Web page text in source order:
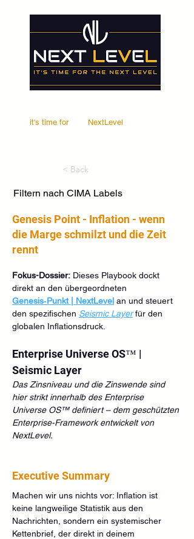
it's time for NextLevel
< Back
Filtern nach CIMA Labels
Genesis Point - Inflation - wenn
die Marge schmilzt und die Zeit
rennt
Fokus-Dossier: Dieses Playbook dockt
direkt an den übergeordneten
Genesis‑Punkt | NextLevel an und steuert
den spezifischen Seismic Layer für den
globalen Inflationsdruck.
Enterprise Universe OS™ |
Seismic Layer
Das Zinsniveau und die Zinswende sind
hier strikt innerhalb des Enterprise
Universe OS™ definiert – dem geschützten
Enterprise-Framework entwickelt von
NextLevel.
Executive Summary
Machen wir uns nichts vor: Inflation ist
keine langweilige Statistik aus den
Nachrichten, sondern ein systemischer
Kettenbrief, der direkt in deinem